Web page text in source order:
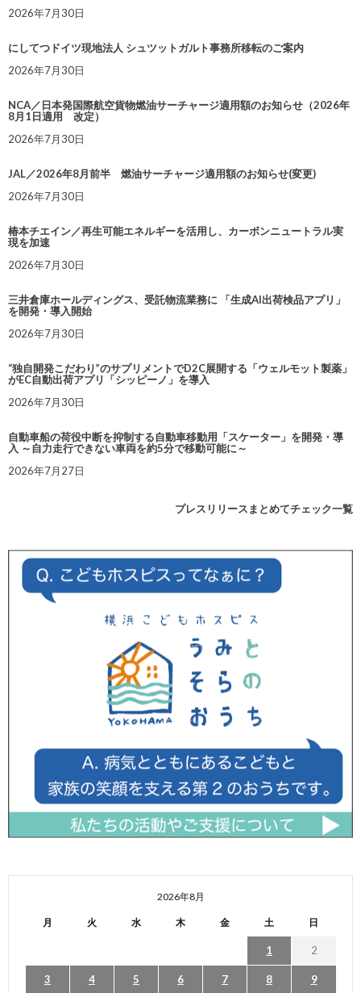
2026年7月30日
にしてつドイツ現地法人 シュツットガルト事務所移転のご案内
2026年7月30日
NCA／日本発国際航空貨物燃油サーチャージ適用額のお知らせ（2026年
8月1日適用 改定）
2026年7月30日
JAL／2026年8月前半 燃油サーチャージ適用額のお知らせ(変更)
2026年7月30日
椿本チエイン／再生可能エネルギーを活用し、カーボンニュートラル実
現を加速
2026年7月30日
三井倉庫ホールディングス、受託物流業務に 「生成AI出荷検品アプリ」
を開発・導入開始
2026年7月30日
“独自開発こだわり”のサプリメントでD2C展開する「ウェルモット製薬」
がEC自動出荷アプリ「シッピーノ」を導入
2026年7月30日
自動車船の荷役中断を抑制する自動車移動用「スケーター」を開発・導
入 ～自力走行できない車両を約5分で移動可能に～
2026年7月27日
プレスリリースまとめてチェック一覧
2026年8月
月 火 水 木 金 土 日
1 2
3 4 5 6 7 8 9